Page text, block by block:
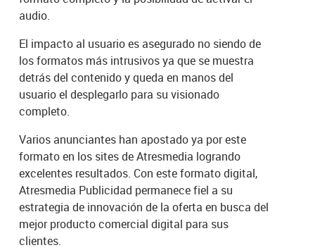
audio.
El impacto al usuario es asegurado no siendo de
los formatos más intrusivos ya que se muestra
detrás del contenido y queda en manos del
usuario el desplegarlo para su visionado
completo.
Varios anunciantes han apostado ya por este
formato en los sites de Atresmedia logrando
excelentes resultados. Con este formato digital,
Atresmedia Publicidad permanece fiel a su
estrategia de innovación de la oferta en busca del
mejor producto comercial digital para sus
clientes.